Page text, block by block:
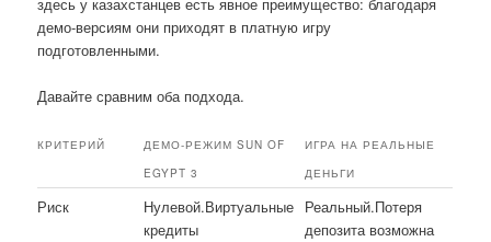
демо-версиям они приходят в платную игру
подготовленными.
Давайте сравним оба подхода.
КРИТЕРИЙ
ДЕМО-РЕЖИМ SUN OF
EGYPT 3
ИГРА НА РЕАЛЬНЫЕ
ДЕНЬГИ
Риск
Нулевой.Виртуальные
кредиты
Реальный.Потеря
депозита возможна